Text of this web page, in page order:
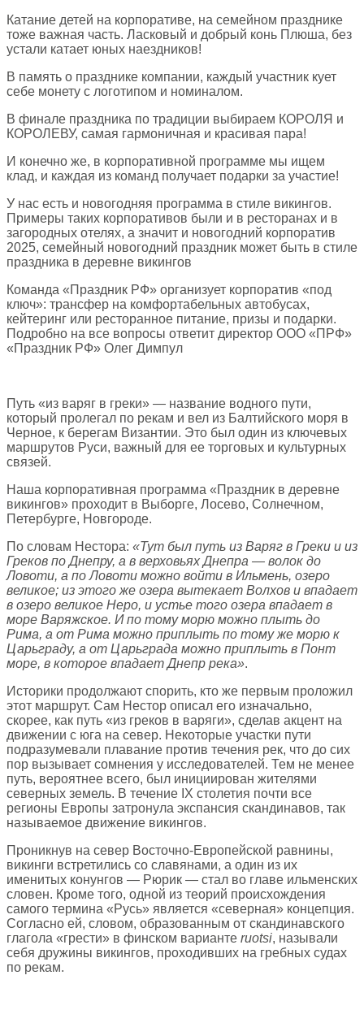
Катание детей на корпоративе, на семейном празднике
тоже важная часть. Ласковый и добрый конь Плюша, без
устали катает юных наездников!
В память о празднике компании, каждый участник кует
себе монету с логотипом и номиналом.
В финале праздника по традиции выбираем КОРОЛЯ и
КОРОЛЕВУ, самая гармоничная и красивая пара!
И конечно же, в корпоративной программе мы ищем
клад, и каждая из команд получает подарки за участие!
У нас есть и новогодняя программа в стиле викингов.
Примеры таких корпоративов были и в ресторанах и в
загородных отелях, а значит и новогодний корпоратив
2025, семейный новогодний праздник может быть в стиле
праздника в деревне викингов
Команда «Праздник РФ» организует корпоратив «под
ключ»: трансфер на комфортабельных автобусах,
кейтеринг или ресторанное питание, призы и подарки.
Подробно на все вопросы ответит директор ООО «ПРФ»
«Праздник РФ» Олег Димпул
Путь «из варяг в греки» — название водного пути,
который пролегал по рекам и вел из Балтийского моря в
Черное, к берегам Византии. Это был один из ключевых
маршрутов Руси, важный для ее торговых и культурных
связей.
Наша корпоративная программа «Праздник в деревне
викингов» проходит в Выборге, Лосево, Солнечном,
Петербурге, Новгороде.
По словам Нестора: «Тут был путь из Варяг в Греки и из
Греков по Днепру, а в верховьях Днепра — волок до
Ловоти, а по Ловоти можно войти в Ильмень, озеро
великое; из этого же озера вытекает Волхов и впадает
в озеро великое Неро, и устье того озера впадает в
море Варяжское. И по тому морю можно плыть до
Рима, а от Рима можно приплыть по тому же морю к
Царьграду, а от Царьграда можно приплыть в Понт
море, в которое впадает Днепр река».
Историки продолжают спорить, кто же первым проложил
этот маршрут. Сам Нестор описал его изначально,
скорее, как путь «из греков в варяги», сделав акцент на
движении с юга на север. Некоторые участки пути
подразумевали плавание против течения рек, что до сих
пор вызывает сомнения у исследователей. Тем не менее
путь, вероятнее всего, был инициирован жителями
северных земель. В течение IX столетия почти все
регионы Европы затронула экспансия скандинавов, так
называемое движение викингов.
Проникнув на север Восточно-Европейской равнины,
викинги встретились со славянами, а один из их
именитых конунгов — Рюрик — стал во главе ильменских
словен. Кроме того, одной из теорий происхождения
самого термина «Русь» является «северная» концепция.
Согласно ей, словом, образованным от скандинавского
глагола «грести» в финском варианте ruotsi, называли
себя дружины викингов, проходивших на гребных судах
по рекам.